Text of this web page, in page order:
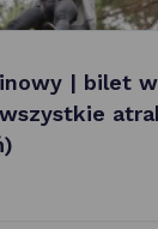
| bilet